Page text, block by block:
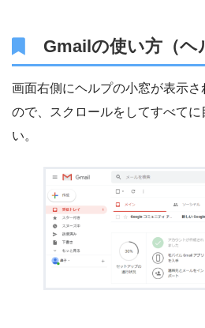
Gmailの使い方（ヘ
画面右側にヘルプの小窓が表示
ので、スクロールをしてすべてに
い。